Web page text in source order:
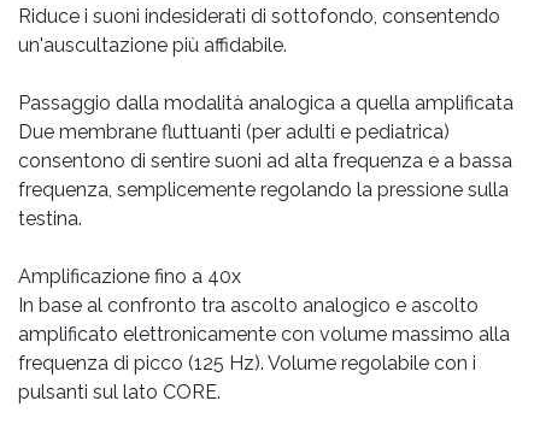
Riduce i suoni indesiderati di sottofondo, consentendo
un'auscultazione più affidabile.
Passaggio dalla modalità analogica a quella amplificata
Due membrane fluttuanti (per adulti e pediatrica)
consentono di sentire suoni ad alta frequenza e a bassa
frequenza, semplicemente regolando la pressione sulla
testina.
Amplificazione fino a 40x
In base al confronto tra ascolto analogico e ascolto
amplificato elettronicamente con volume massimo alla
frequenza di picco (125 Hz). Volume regolabile con i
pulsanti sul lato CORE.